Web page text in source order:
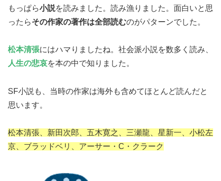
もっぱら小説を読みました。読み漁りました。面白いと思
ったらその作家の著作は全部読むのがパターンでした。
松本清張にはハマりましたね。社会派小説を数多く読み、
人生の悲哀を本の中で知りました。
SF小説も、当時の作家は海外も含めてほとんど読んだと
思います。
松本清張、新田次郎、五木寛之、三瀬龍、星新一、小松左
京、ブラッドベリ、アーサー・C・クラーク